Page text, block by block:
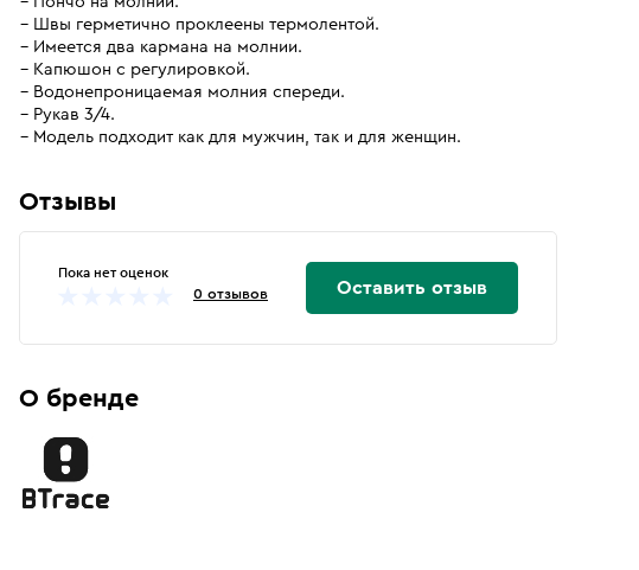
Швы герметично проклеены термолентой.
Имеется два кармана на молнии.
Капюшон с регулировкой.
Водонепроницаемая молния спереди.
Рукав 3/4.
Модель подходит как для мужчин, так и для женщин.
Отзывы
Пока нет оценок
0 отзывов Оставить отзыв
О бренде